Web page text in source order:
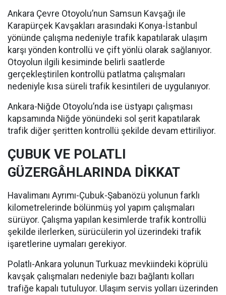
Ankara Çevre Otoyolu’nun Samsun Kavşağı ile
Karapürçek Kavşakları arasındaki Konya-İstanbul
yönünde çalışma nedeniyle trafik kapatılarak ulaşım
karşı yönden kontrollü ve çift yönlü olarak sağlanıyor.
Otoyolun ilgili kesiminde belirli saatlerde
gerçekleştirilen kontrollü patlatma çalışmaları
nedeniyle kısa süreli trafik kesintileri de uygulanıyor.
Ankara-Niğde Otoyolu’nda ise üstyapı çalışması
kapsamında Niğde yönündeki sol şerit kapatılarak
trafik diğer şeritten kontrollü şekilde devam ettiriliyor.
ÇUBUK VE POLATLI
GÜZERGÂHLARINDA DİKKAT
Havalimanı Ayrımı-Çubuk-Şabanözü yolunun farklı
kilometrelerinde bölünmüş yol yapım çalışmaları
sürüyor. Çalışma yapılan kesimlerde trafik kontrollü
şekilde ilerlerken, sürücülerin yol üzerindeki trafik
işaretlerine uymaları gerekiyor.
Polatlı-Ankara yolunun Turkuaz mevkiindeki köprülü
kavşak çalışmaları nedeniyle bazı bağlantı kolları
trafiğe kapalı tutuluyor. Ulaşım servis yolları üzerinden